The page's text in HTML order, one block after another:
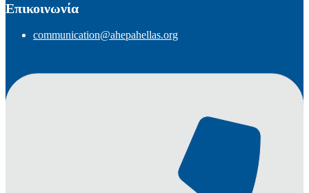
Επικοινωνία
communication@ahepahellas.org